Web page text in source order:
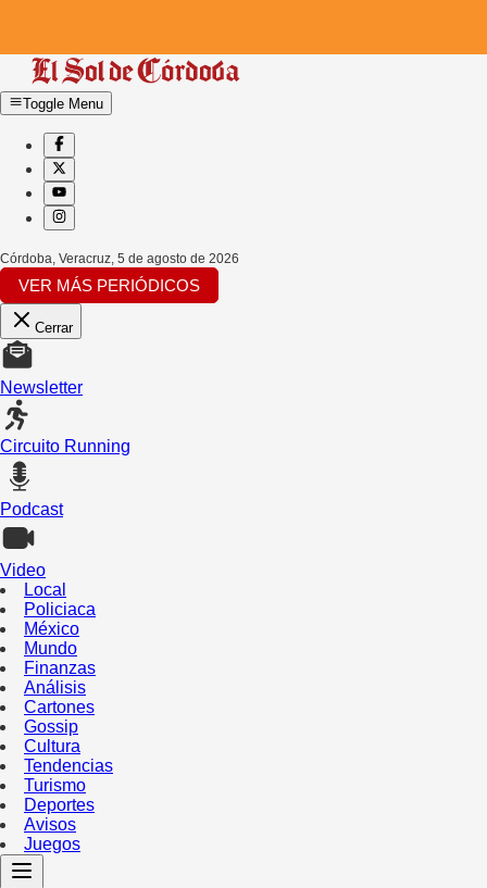
Toggle Menu
Córdoba, Veracruz 5 de agosto de 2026
VER MÁS PERIÓDICOS
Cerrar
Newsletter
Circuito Running
Podcast
Video
Local
Policiaca
México
Mundo
Finanzas
Análisis
Cartones
Gossip
Cultura
Tendencias
Turismo
Deportes
Avisos
Juegos